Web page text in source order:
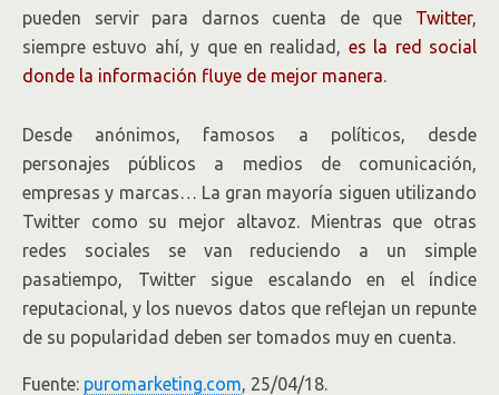
pueden servir para darnos cuenta de que Twitter,
siempre estuvo ahí, y que en realidad, es la red social
donde la información fluye de mejor manera.
Desde anónimos, famosos a políticos, desde
personajes públicos a medios de comunicación,
empresas y marcas… La gran mayoría siguen utilizando
Twitter como su mejor altavoz. Mientras que otras
redes sociales se van reduciendo a un simple
pasatiempo, Twitter sigue escalando en el índice
reputacional, y los nuevos datos que reflejan un repunte
de su popularidad deben ser tomados muy en cuenta.
Fuente: puromarketing.com, 25/04/18.